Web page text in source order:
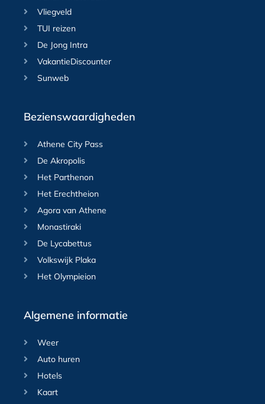
Vliegveld
TUI reizen
De Jong Intra
VakantieDiscounter
Sunweb
Bezienswaardigheden
Athene City Pass
De Akropolis
Het Parthenon
Het Erechtheion
Agora van Athene
Monastiraki
De Lycabettus
Volkswijk Plaka
Het Olympieion
Algemene informatie
Weer
Auto huren
Hotels
Kaart